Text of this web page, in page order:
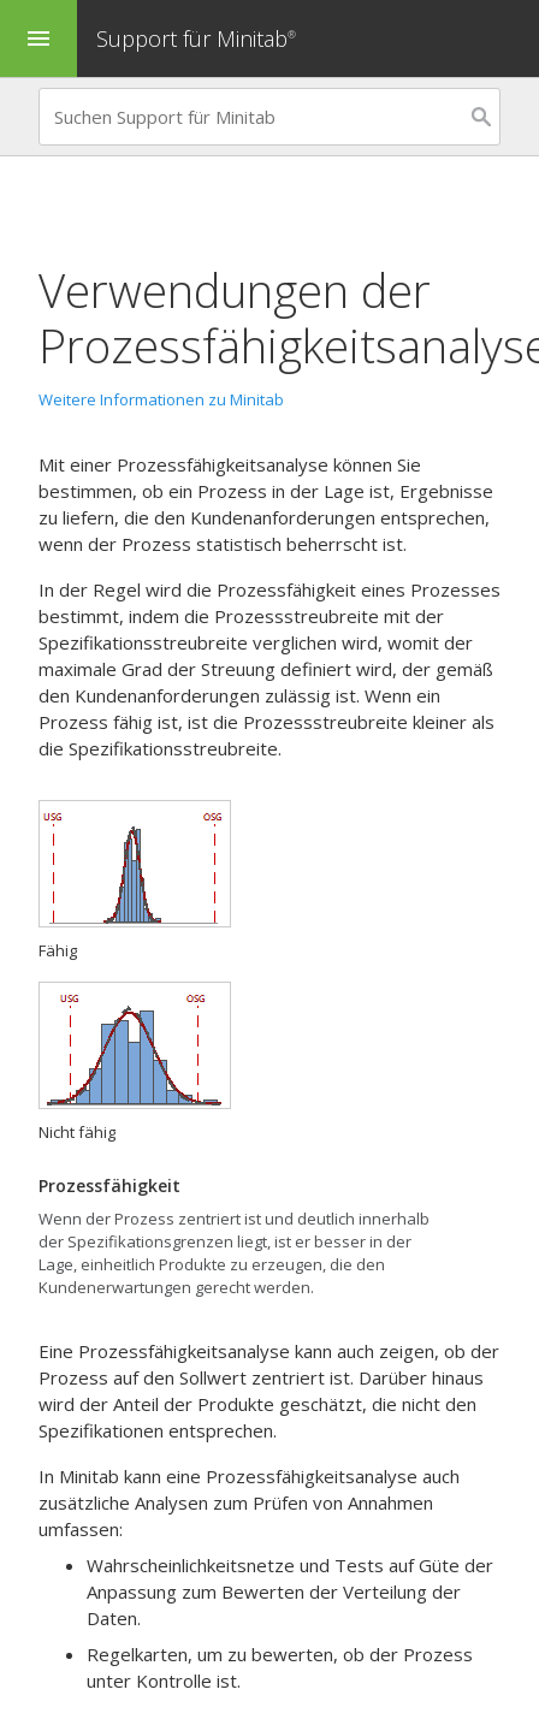
menu Support für Minitab®
Verwendungen der
Weitere Informationen zu Minitab
Mit einer Prozessfähigkeitsanalyse können Sie
bestimmen, ob ein Prozess in der Lage ist, Ergebnisse
zu liefern, die den Kundenanforderungen entsprechen,
wenn der Prozess statistisch beherrscht ist.
In der Regel wird die Prozessfähigkeit eines Prozesses
bestimmt, indem die Prozessstreubreite mit der
Spezifikationsstreubreite verglichen wird, womit der
maximale Grad der Streuung definiert wird, der gemäß
den Kundenanforderungen zulässig ist. Wenn ein
Prozess fähig ist, ist die Prozessstreubreite kleiner als
die Spezifikationsstreubreite.
Fähig
Nicht fähig
Prozessfähigkeit
Wenn der Prozess zentriert ist und deutlich innerhalb
der Spezifikationsgrenzen liegt, ist er besser in der
Lage, einheitlich Produkte zu erzeugen, die den
Kundenerwartungen gerecht werden.
Eine Prozessfähigkeitsanalyse kann auch zeigen, ob der
Prozess auf den Sollwert zentriert ist. Darüber hinaus
wird der Anteil der Produkte geschätzt, die nicht den
Spezifikationen entsprechen.
In Minitab kann eine Prozessfähigkeitsanalyse auch
zusätzliche Analysen zum Prüfen von Annahmen
umfassen:
Wahrscheinlichkeitsnetze und Tests auf Güte der
Anpassung zum Bewerten der Verteilung der
Daten.
Regelkarten, um zu bewerten, ob der Prozess
unter Kontrolle ist.